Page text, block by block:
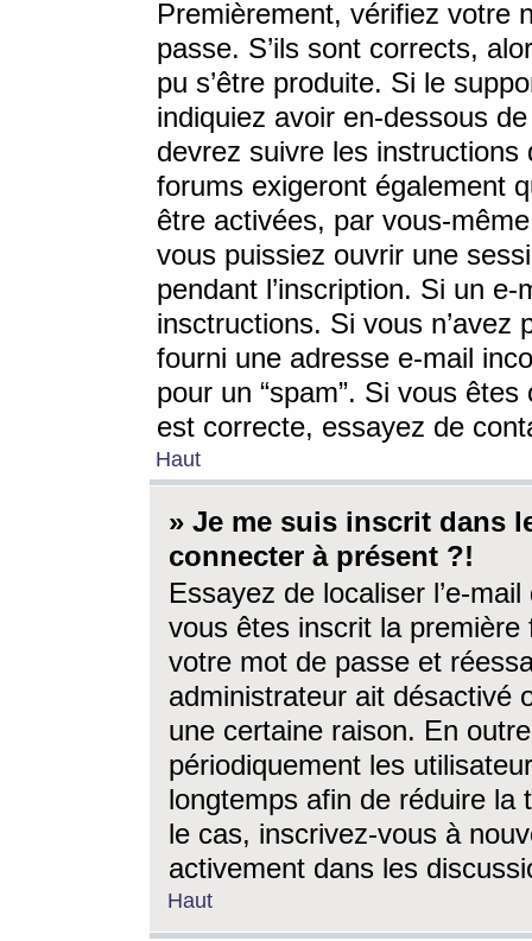
Premièrement, vérifiez votre
passe. S’ils sont corrects,
pu s’être produite. Si le
indiquiez avoir en-dessous
devrez suivre les
forums exigeront également
être activées, par vous-
vous puissiez ouvrir une
pendant l’inscription. Si un
insctructions. Si vous n’avez
fourni une adresse e-mail
pour un “spam”. Si vous
est correcte, essayez de
Haut
» Je me suis inscrit dans
connecter à présent ?!
Essayez de localiser l’e-
vous êtes inscrit la première
votre mot de passe et
administrateur ait désactivé
une certaine raison. En
périodiquement les
longtemps afin de réduire la
le cas, inscrivez-vous à
activement dans les
Haut